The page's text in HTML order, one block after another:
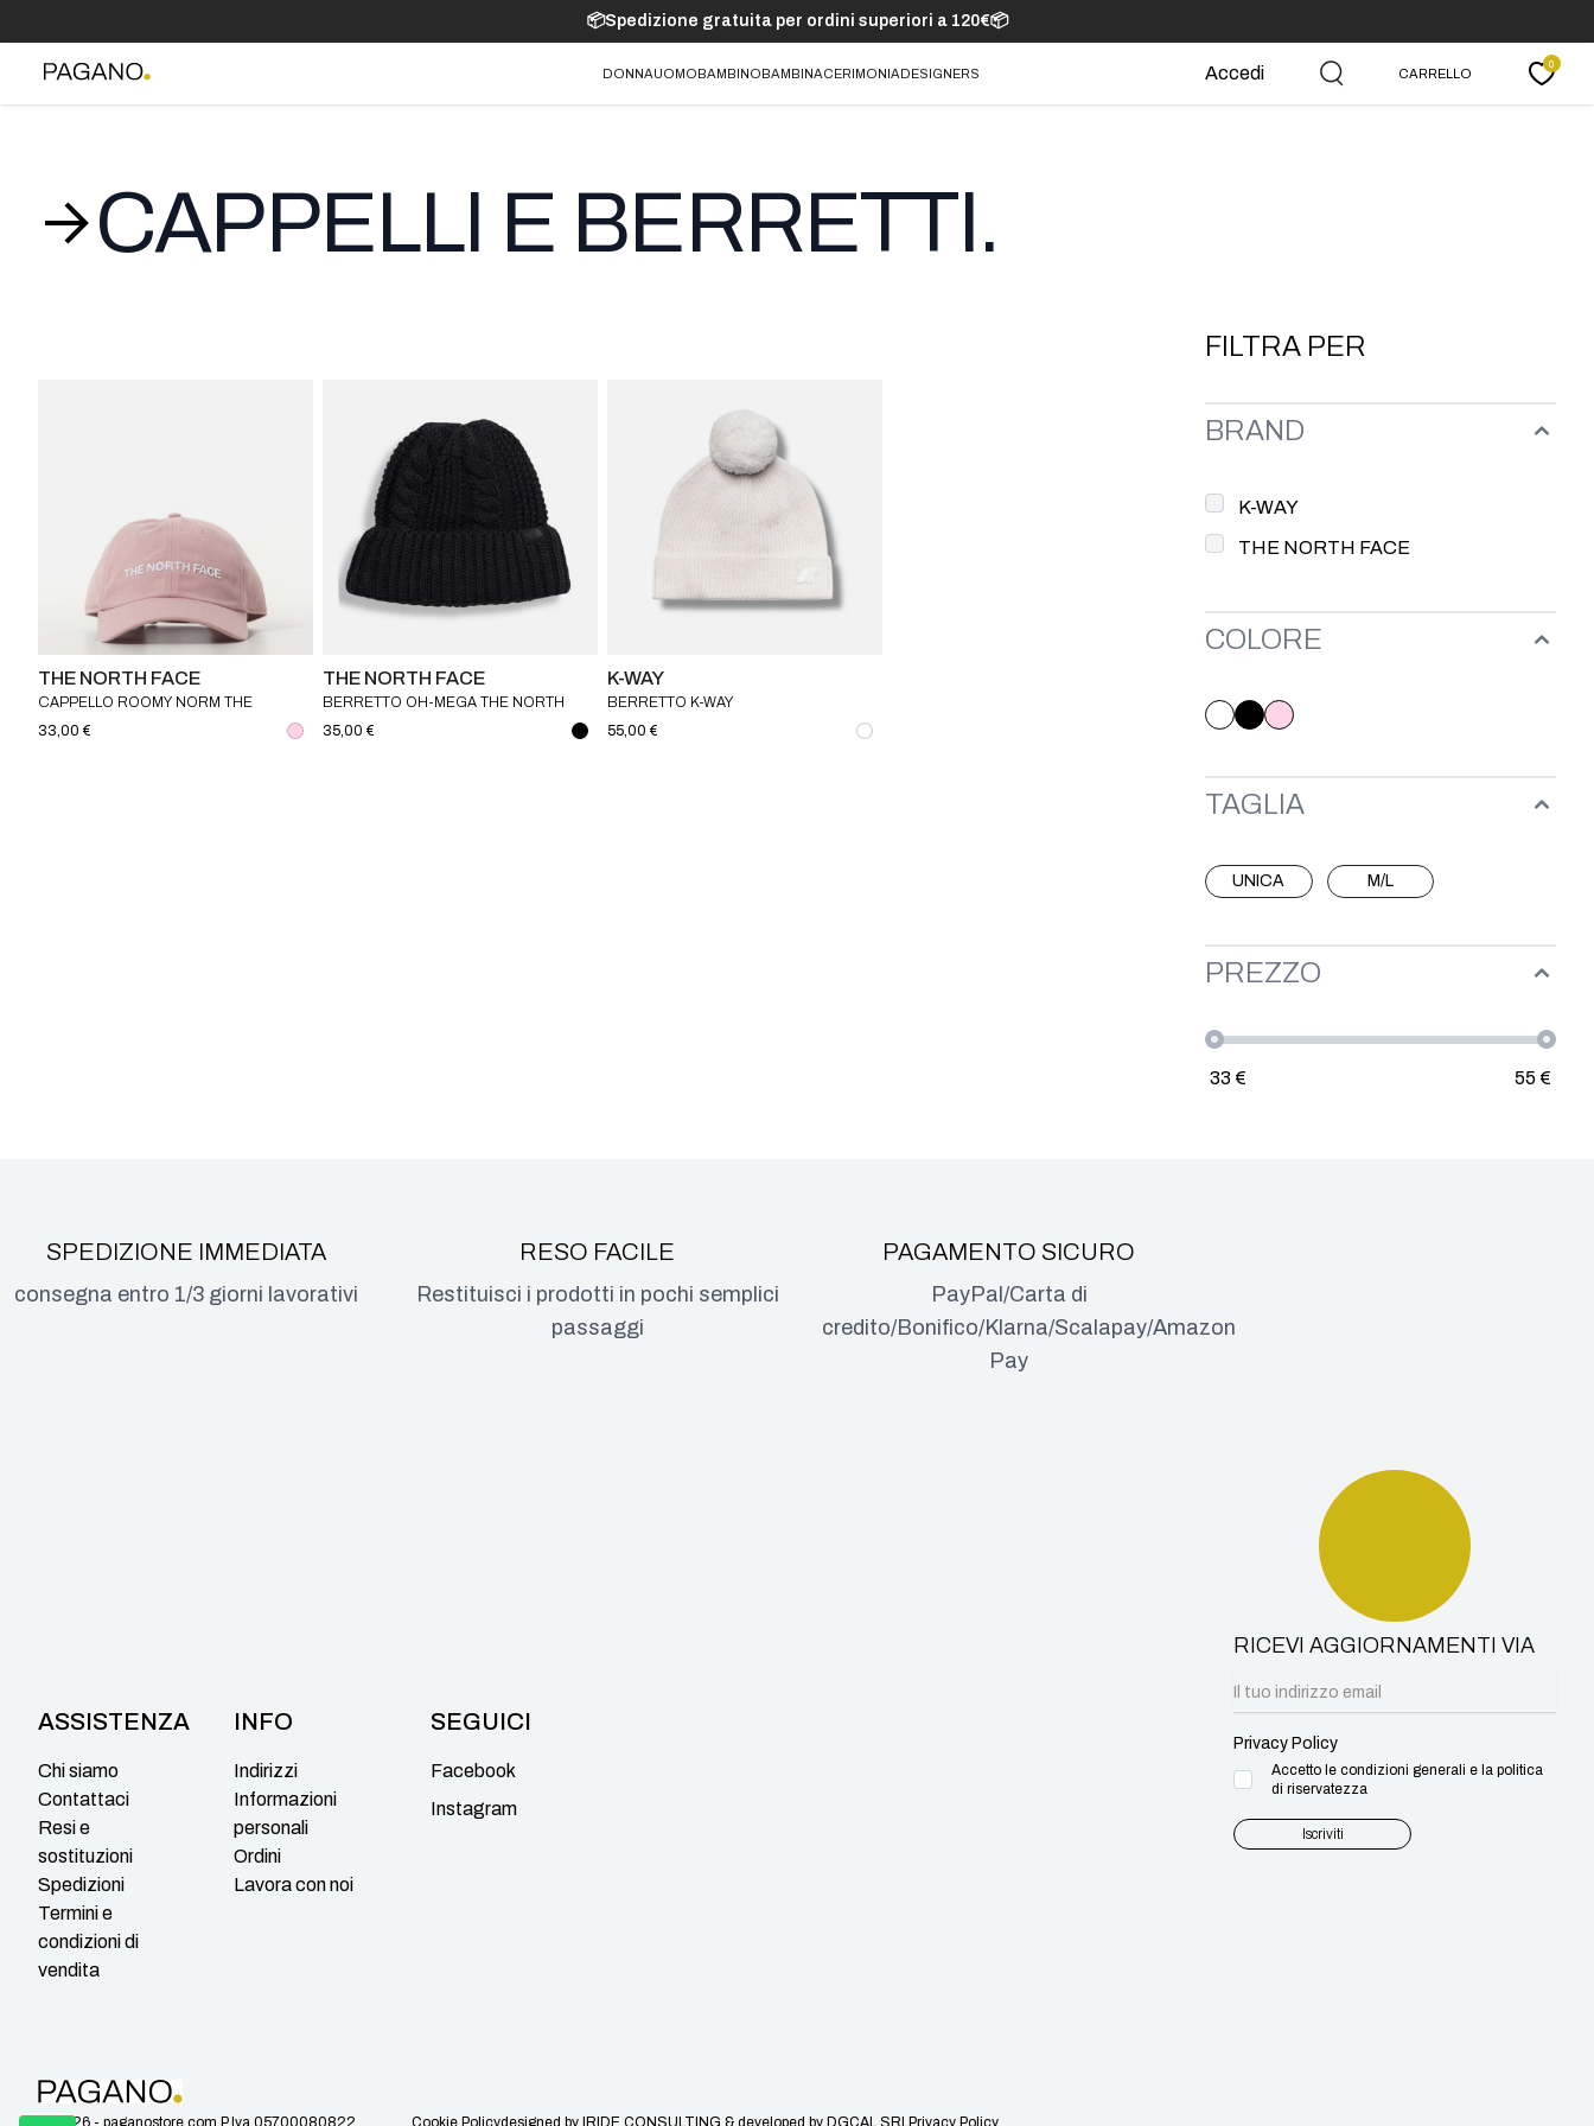
📦Spedizione gratuita per ordini superiori a 120€📦
DONNAUOMOBAMBINOBAMBINACERIMONIADESIGNERS Accedi CARRELLO
0
CAPPELLI E BERRETTI.
FILTRA PER
BRAND
K-WAY
THE NORTH FACE
COLORE
TAGLIA
UNICA M/L
PREZZO
33 € 55 €
THE NORTH FACE
CAPPELLO ROOMY NORM THE
NORTH FACE
33,00 €
THE NORTH FACE
BERRETTO OH-MEGA THE NORTH
FACE
35,00 €
K-WAY
BERRETTO K-WAY
55,00 €
SPEDIZIONE IMMEDIATA
consegna entro 1/3 giorni lavorativi
RESO FACILE
Restituisci i prodotti in pochi semplici
passaggi
PAGAMENTO SICURO
PayPal/Carta di
credito/Bonifico/Klarna/Scalapay/Amazon
Pay
ASSISTENZA
Chi siamo
Contattaci
Resi e
sostituzioni
Spedizioni
Termini e
condizioni di
vendita
INFO
Indirizzi
Informazioni
personali
Ordini
Lavora con noi
SEGUICI
Facebook
Instagram
© 2026 - paganostore.com P.Iva 05700080822 Cookie Policydesigned by IRIDE CONSULTING & developed by DGCAL SRL Privacy Policy
RICEVI AGGIORNAMENTI VIA
Privacy Policy
Accetto le condizioni generali e la politica
di riservatezza
Iscriviti